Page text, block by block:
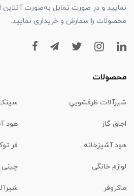
نمایید و در صورت تمایل به‌صورت آنلاین
محصولات را سفارش و خریداری نمایید.
محصولات
شیرآلات ظرفشويي
اجاق گاز هود
هود آشپزخانه فر
لوازم خانگی چینی
ماكروفر